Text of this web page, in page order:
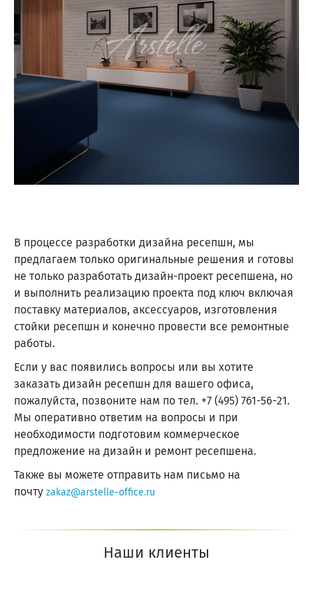
В процессе разработки дизайна ресепшн, мы
предлагаем только оригинальные решения и готовы
не только разработать дизайн-проект ресепшена, но
и выполнить реализацию проекта под ключ включая
поставку материалов, аксессуаров, изготовления
стойки ресепшн и конечно провести все ремонтные
работы.
Если у вас появились вопросы или вы хотите
заказать дизайн ресепшн для вашего офиса,
пожалуйста, позвоните нам по тел. +7 (495) 761-56-21.
Мы оперативно ответим на вопросы и при
необходимости подготовим коммерческое
предложение на дизайн и ремонт ресепшена.
Также вы можете отправить нам письмо на
почту zakaz@arstelle-office.ru
Наши клиенты